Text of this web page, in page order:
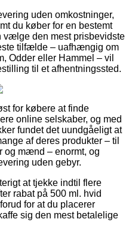
uden omkostninger,
du køber for en bestemt
vælge den mest prisbevidste
tilfælde – uafhængig om
Odder eller Hammel – vil
til et afhentningssted.
for købere at finde
online selskaber, og med
fundet det uundgåeligt at
af deres produkter – til
og mænd – enormt, og
uden gebyr.
at tjekke indtil flere
rabat på 500 ml. hvid
for at du placerer
sig den mest betalelige